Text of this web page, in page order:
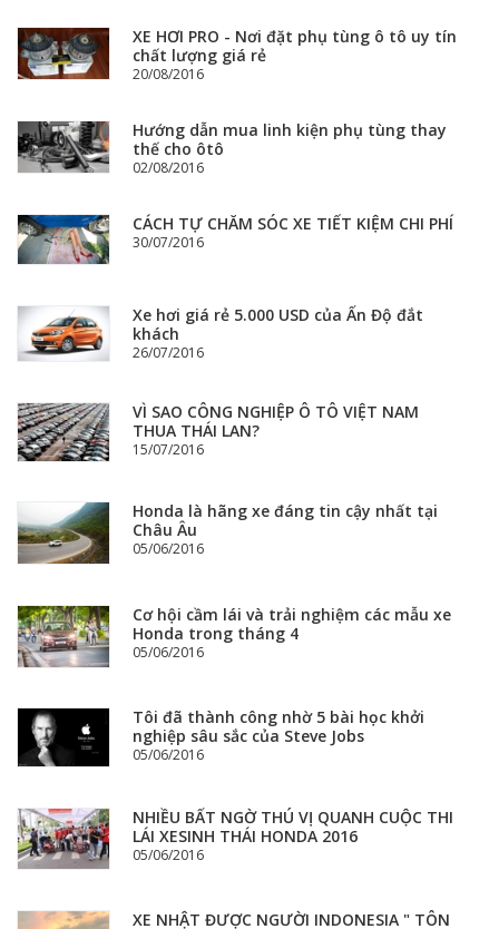
XE HƠI PRO - Nơi đặt phụ tùng ô tô uy tín
chất lượng giá rẻ
20/08/2016
Hướng dẫn mua linh kiện phụ tùng thay
thế cho ôtô
02/08/2016
CÁCH TỰ CHĂM SÓC XE TIẾT KIỆM CHI PHÍ
30/07/2016
Xe hơi giá rẻ 5.000 USD của Ấn Độ đắt
khách
26/07/2016
VÌ SAO CÔNG NGHIỆP Ô TÔ VIỆT NAM
THUA THÁI LAN?
15/07/2016
Honda là hãng xe đáng tin cậy nhất tại
Châu Âu
05/06/2016
Cơ hội cầm lái và trải nghiệm các mẫu xe
Honda trong tháng 4
05/06/2016
Tôi đã thành công nhờ 5 bài học khởi
nghiệp sâu sắc của Steve Jobs
05/06/2016
NHIỀU BẤT NGỜ THÚ VỊ QUANH CUỘC THI
LÁI XESINH THÁI HONDA 2016
05/06/2016
XE NHẬT ĐƯỢC NGƯỜI INDONESIA " TÔN